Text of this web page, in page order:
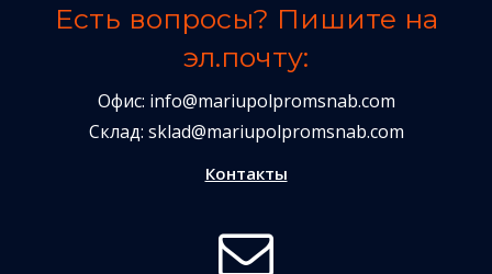
Есть вопросы? Пишите на
эл.почту:
Офис: info@mariupolpromsnab.com
Склад: sklad@mariupolpromsnab.com
Контакты